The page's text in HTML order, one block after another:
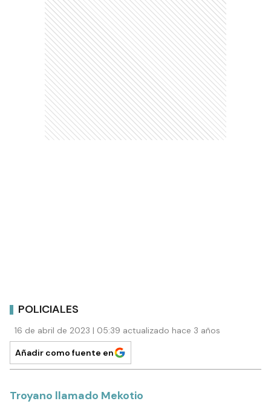
POLICIALES
16 de abril de 2023 | 05:39 actualizado hace 3 años
Añadir como fuente en
Troyano llamado Mekotio